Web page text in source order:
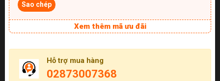
Sao chép
Xem thêm mã ưu đãi
Hỗ trợ mua hàng
02873007368